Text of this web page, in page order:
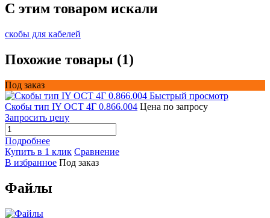
C этим товаром искали
скобы для кабелей
Похожие товары (1)
Под заказ
Быстрый просмотр
Скобы тип IY ОСТ 4Г 0.866.004 Цена по запросу
Запросить цену
Подробнее
Купить в 1 клик Сравнение
В избранное Под заказ
Файлы